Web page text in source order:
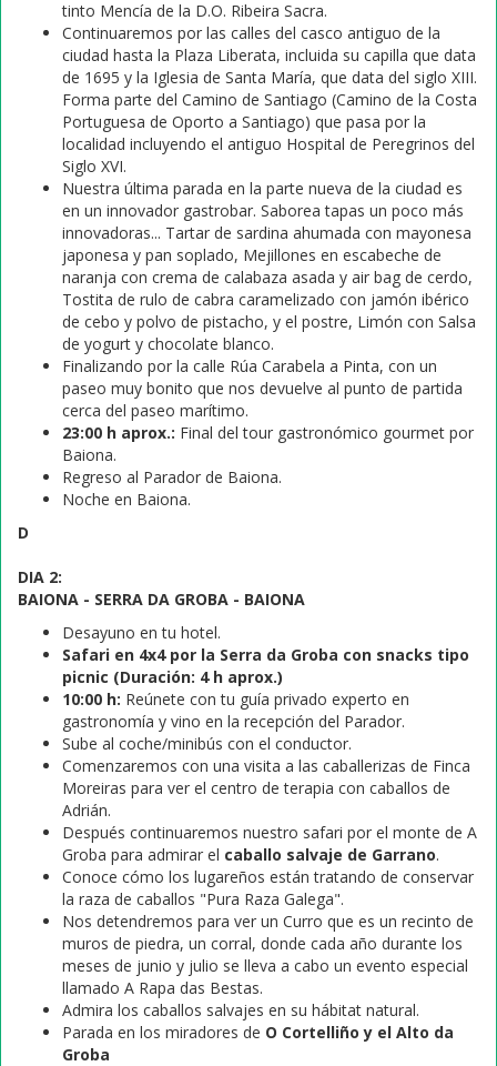
tinto Mencía de la D.O. Ribeira Sacra.
Continuaremos por las calles del casco antiguo de la
ciudad hasta la Plaza Liberata, incluida su capilla que data
de 1695 y la Iglesia de Santa María, que data del siglo XIII.
Forma parte del Camino de Santiago (Camino de la Costa
Portuguesa de Oporto a Santiago) que pasa por la
localidad incluyendo el antiguo Hospital de Peregrinos del
Siglo XVI.
Nuestra última parada en la parte nueva de la ciudad es
en un innovador gastrobar. Saborea tapas un poco más
innovadoras... Tartar de sardina ahumada con mayonesa
japonesa y pan soplado, Mejillones en escabeche de
naranja con crema de calabaza asada y air bag de cerdo,
Tostita de rulo de cabra caramelizado con jamón ibérico
de cebo y polvo de pistacho, y el postre, Limón con Salsa
de yogurt y chocolate blanco.
Finalizando por la calle Rúa Carabela a Pinta, con un
paseo muy bonito que nos devuelve al punto de partida
cerca del paseo marítimo.
23:00 h aprox.: Final del tour gastronómico gourmet por
Baiona.
Regreso al Parador de Baiona.
Noche en Baiona.
D
DIA 2:
BAIONA - SERRA DA GROBA - BAIONA
Desayuno en tu hotel.
Safari en 4x4 por la Serra da Groba con snacks tipo
picnic (Duración: 4 h aprox.)
10:00 h: Reúnete con tu guía privado experto en
gastronomía y vino en la recepción del Parador.
Sube al coche/minibús con el conductor.
Comenzaremos con una visita a las caballerizas de Finca
Moreiras para ver el centro de terapia con caballos de
Adrián.
Después continuaremos nuestro safari por el monte de A
Groba para admirar el caballo salvaje de Garrano.
Conoce cómo los lugareños están tratando de conservar
la raza de caballos "Pura Raza Galega".
Nos detendremos para ver un Curro que es un recinto de
muros de piedra, un corral, donde cada año durante los
meses de junio y julio se lleva a cabo un evento especial
llamado A Rapa das Bestas.
Admira los caballos salvajes en su hábitat natural.
Parada en los miradores de O Cortelliño y el Alto da
Groba